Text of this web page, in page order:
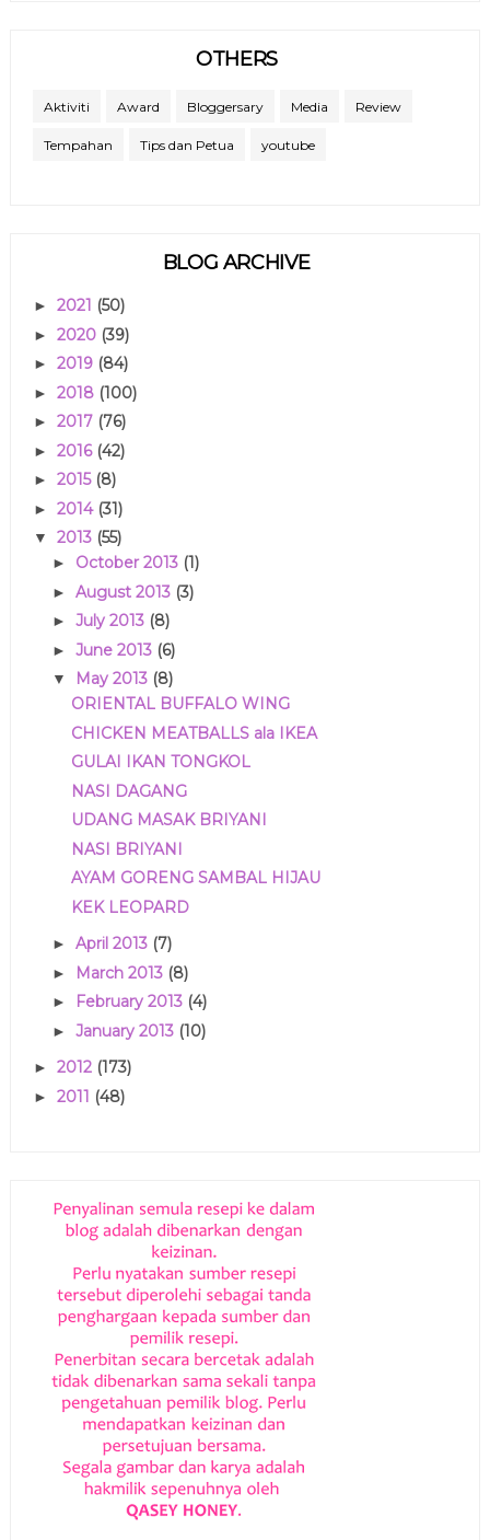
OTHERS
Aktiviti Award Bloggersary Media Review
Tempahan Tips dan Petua youtube
BLOG ARCHIVE
► 2021 (50)
► 2020 (39)
► 2019 (84)
► 2018 (100)
► 2017 (76)
► 2016 (42)
► 2015 (8)
► 2014 (31)
▼ 2013 (55)
► October 2013 (1)
► August 2013 (3)
► July 2013 (8)
► June 2013 (6)
▼ May 2013 (8)
ORIENTAL BUFFALO WING
CHICKEN MEATBALLS ala IKEA
GULAI IKAN TONGKOL
NASI DAGANG
UDANG MASAK BRIYANI
NASI BRIYANI
AYAM GORENG SAMBAL HIJAU
KEK LEOPARD
► April 2013 (7)
► March 2013 (8)
► February 2013 (4)
► January 2013 (10)
► 2012 (173)
► 2011 (48)